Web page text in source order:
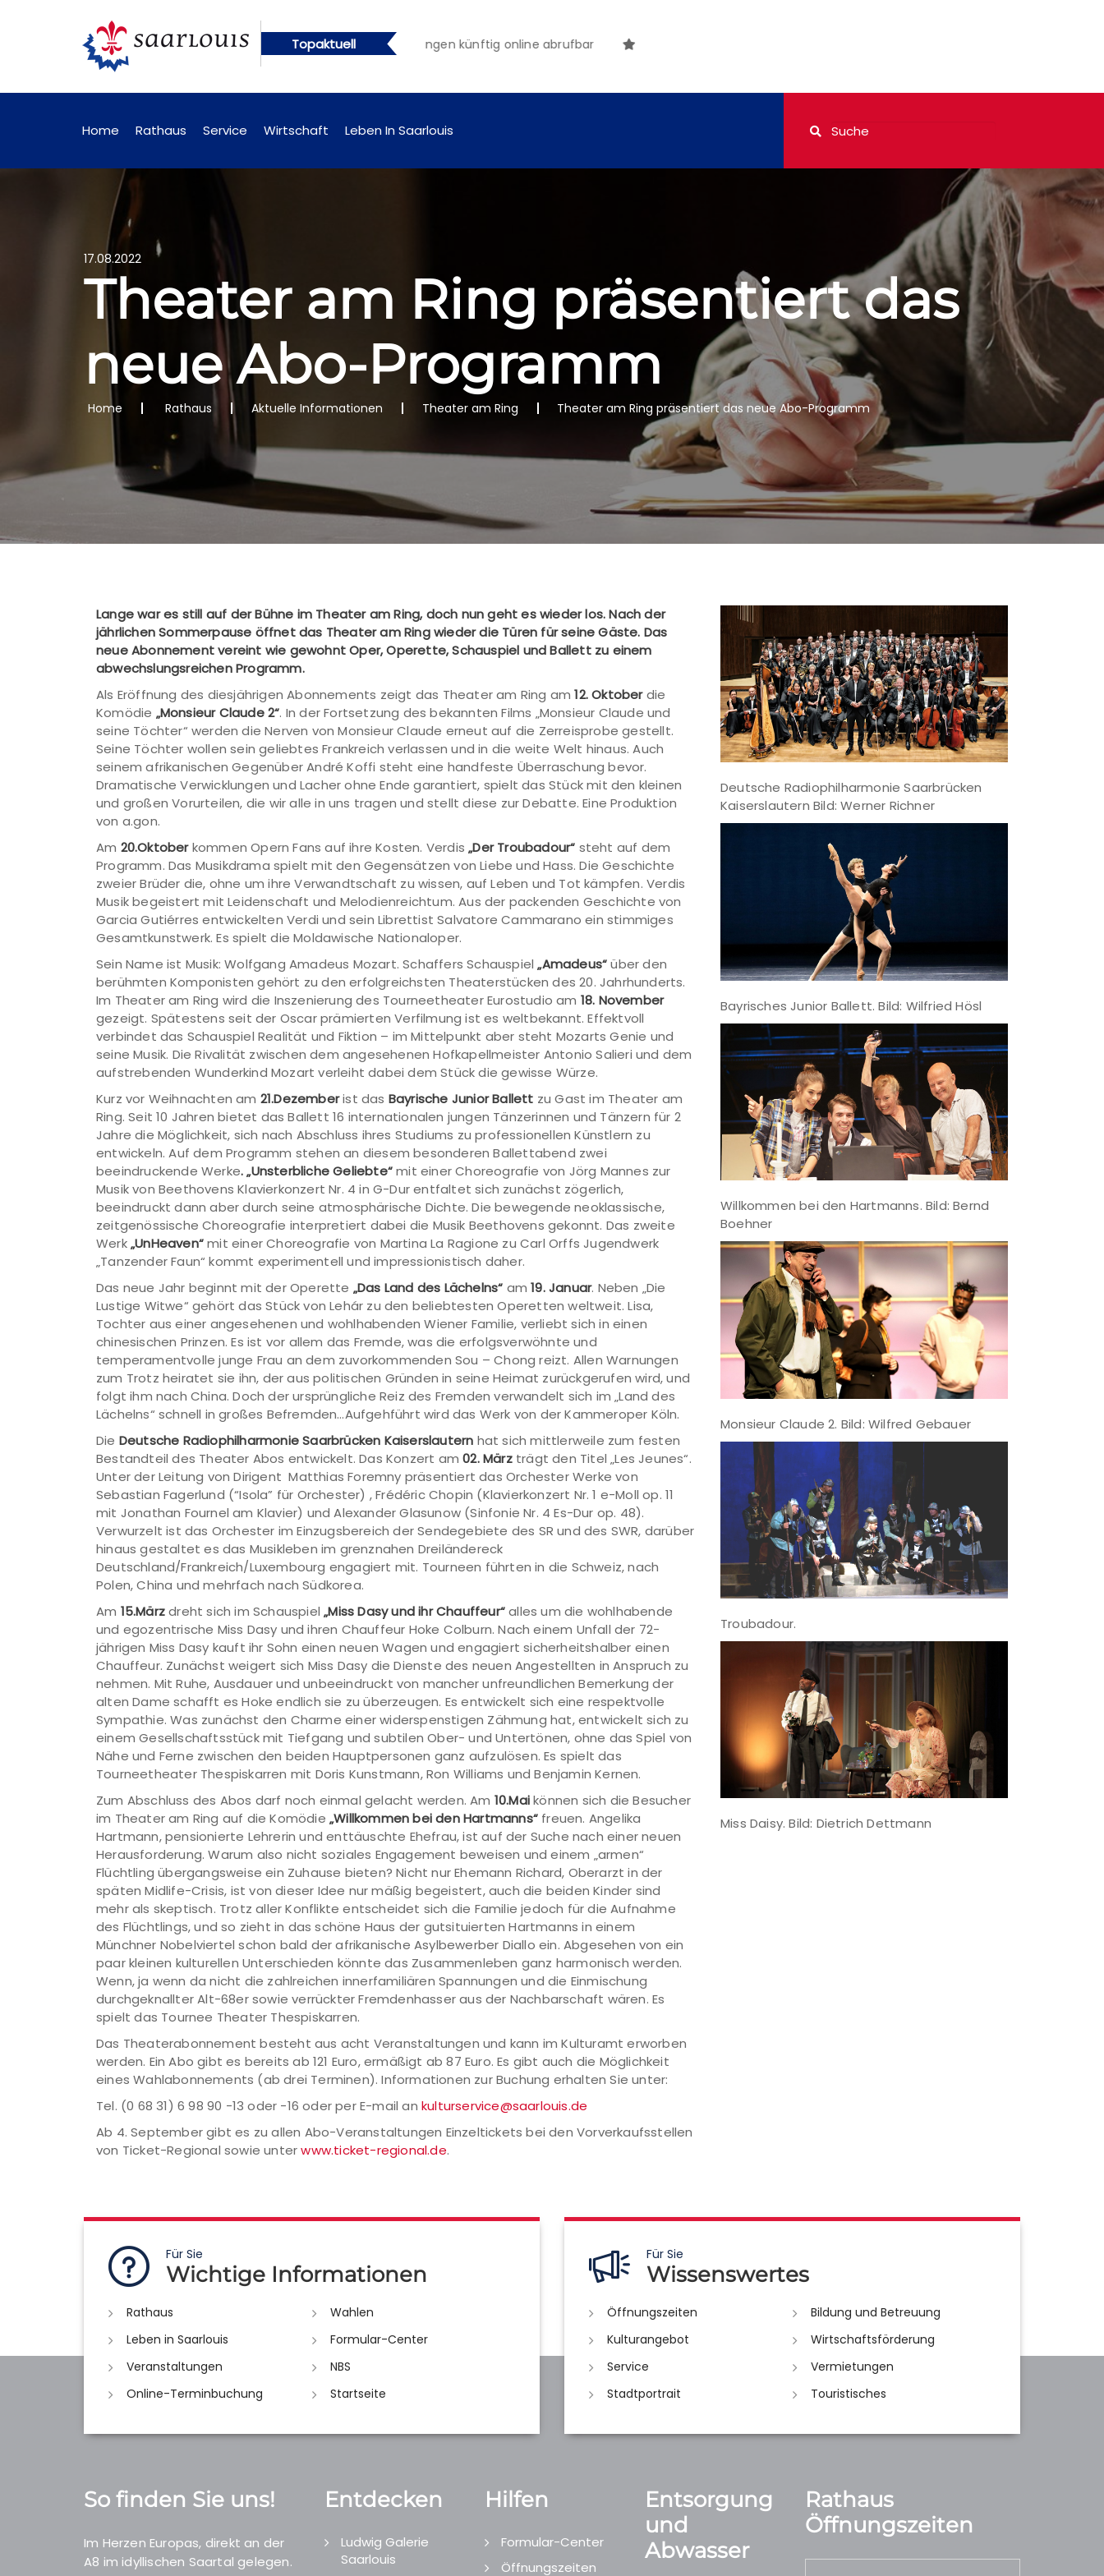
Topaktuell
künftig online abrufbar Öffentliche Bekanntmachungen künftig online abrufbar
Home Rathaus Service Wirtschaft Leben In Saarlouis
17.08.2022
Theater am Ring präsentiert das
neue Abo-Programm
Home Rathaus Aktuelle Informationen Theater am Ring Theater am Ring präsentiert das neue Abo-Programm
Lange war es still auf der Bühne im Theater am Ring, doch nun geht es wieder los. Nach der
jährlichen Sommerpause öffnet das Theater am Ring wieder die Türen für seine Gäste. Das
neue Abonnement vereint wie gewohnt Oper, Operette, Schauspiel und Ballett zu einem
abwechslungsreichen Programm.
Als Eröffnung des diesjährigen Abonnements zeigt das Theater am Ring am12. Oktoberdie
Komödie „Monsieur Claude 2“. In der Fortsetzung des bekannten Films „Monsieur Claude und
seine Töchter“ werden die Nerven von Monsieur Claude erneut auf die Zerreisprobe gestellt.
Seine Töchter wollen sein geliebtes Frankreich verlassen und in die weite Welt hinaus. Auch
seinem afrikanischen Gegenüber André Koffi steht eine handfeste Überraschung bevor.
Dramatische Verwicklungen und Lacher ohne Ende garantiert, spielt das Stück mit den kleinen
und großen Vorurteilen, die wir alle in uns tragen und stellt diese zur Debatte. Eine Produktion
von a.gon.
Am 20.Oktoberkommen Opern Fans auf ihre Kosten. Verdis„Der Troubadour“ steht auf dem
Programm. Das Musikdrama spielt mit den Gegensätzen von Liebe und Hass. Die Geschichte
zweier Brüder die, ohne um ihre Verwandtschaft zu wissen, auf Leben und Tot kämpfen. Verdis
Musik begeistert mit Leidenschaft und Melodienreichtum. Aus der packenden Geschichte von
Garcia Gutiérres entwickelten Verdi und sein Librettist Salvatore Cammarano ein stimmiges
Gesamtkunstwerk. Es spielt die Moldawische Nationaloper.
Sein Name ist Musik: Wolfgang Amadeus Mozart. Schaffers Schauspiel„Amadeus“über den
berühmten Komponisten gehört zu den erfolgreichsten Theaterstücken des 20. Jahrhunderts.
Im Theater am Ring wird die Inszenierung des Tourneetheater Eurostudio am 18. November
gezeigt. Spätestens seit der Oscar prämierten Verfilmung ist es weltbekannt. Effektvoll
verbindet das Schauspiel Realität und Fiktion – im Mittelpunkt aber steht Mozarts Genie und
seine Musik. Die Rivalität zwischen dem angesehenen Hofkapellmeister Antonio Salieri und dem
aufstrebenden Wunderkind Mozart verleiht dabei dem Stück die gewisse Würze.
Kurz vor Weihnachten am 21.Dezemberist das Bayrische Junior Ballett zu Gast im Theater am
Ring. Seit 10 Jahren bietet das Ballett 16 internationalen jungen Tänzerinnen und Tänzern für 2
Jahre die Möglichkeit, sich nach Abschluss ihres Studiums zu professionellen Künstlern zu
entwickeln. Auf dem Programm stehen an diesem besonderen Ballettabend zwei
beeindruckende Werke. „Unsterbliche Geliebte“mit einer Choreografie von Jörg Mannes zur
Musik von Beethovens Klavierkonzert Nr. 4 in G-Dur entfaltet sich zunächst zögerlich,
beeindruckt dann aber durch seine atmosphärische Dichte. Die bewegende neoklassische,
zeitgenössische Choreografie interpretiert dabei die Musik Beethovens gekonnt. Das zweite
Werk„UnHeaven“mit einer Choreografie von Martina La Ragione zu Carl Orffs Jugendwerk
„Tanzender Faun“ kommt experimentell und impressionistisch daher.
Das neue Jahr beginnt mit der Operette „Das Land des Lächelns“ am19. Januar. Neben „Die
Lustige Witwe“ gehört das Stück von Lehár zu den beliebtesten Operetten weltweit. Lisa,
Tochter aus einer angesehenen und wohlhabenden Wiener Familie, verliebt sich in einen
chinesischen Prinzen. Es ist vor allem das Fremde, was die erfolgsverwöhnte und
temperamentvolle junge Frau an dem zuvorkommenden Sou – Chong reizt. Allen Warnungen
zum Trotz heiratet sie ihn, der aus politischen Gründen in seine Heimat zurückgerufen wird, und
folgt ihm nach China. Doch der ursprüngliche Reiz des Fremden verwandelt sich im „Land des
Lächelns“ schnell in großes Befremden…Aufgehführt wird das Werk von der Kammeroper Köln.
Die Deutsche Radiophilharmonie Saarbrücken Kaiserslautern hat sich mittlerweile zum festen
Bestandteil des Theater Abos entwickelt. Das Konzert am02. Märzträgt den Titel „Les Jeunes“.
Unter der Leitung von Dirigent Matthias Foremny präsentiert das Orchester Werke von
Sebastian Fagerlund (“Isola” für Orchester) , Frédéric Chopin (Klavierkonzert Nr. 1 e-Moll op. 11
mit Jonathan Fournel am Klavier) und Alexander Glasunow (Sinfonie Nr. 4 Es-Dur op. 48).
Verwurzelt ist das Orchester im Einzugsbereich der Sendegebiete des SR und des SWR, darüber
hinaus gestaltet es das Musikleben im grenznahen Dreiländereck
Deutschland/Frankreich/Luxembourg engagiert mit. Tourneen führten in die Schweiz, nach
Polen, China und mehrfach nach Südkorea.
Am 15.Märzdreht sich im Schauspiel„Miss Dasy und ihr Chauffeur“alles um die wohlhabende
und egozentrische Miss Dasy und ihren Chauffeur Hoke Colburn. Nach einem Unfall der 72-
jährigen Miss Dasy kauft ihr Sohn einen neuen Wagen und engagiert sicherheitshalber einen
Chauffeur. Zunächst weigert sich Miss Dasy die Dienste des neuen Angestellten in Anspruch zu
nehmen. Mit Ruhe, Ausdauer und unbeeindruckt von mancher unfreundlichen Bemerkung der
alten Dame schafft es Hoke endlich sie zu überzeugen. Es entwickelt sich eine respektvolle
Sympathie. Was zunächst den Charme einer widerspenstigen Zähmung hat, entwickelt sich zu
einem Gesellschaftsstück mit Tiefgang und subtilen Ober- und Untertönen, ohne das Spiel von
Nähe und Ferne zwischen den beiden Hauptpersonen ganz aufzulösen. Es spielt das
Tourneetheater Thespiskarren mit Doris Kunstmann, Ron Williams und Benjamin Kernen.
Zum Abschluss des Abos darf noch einmal gelacht werden. Am 10.Maikönnen sich die Besucher
im Theater am Ring auf die Komödie „Willkommen bei den Hartmanns“ freuen. Angelika
Hartmann, pensionierte Lehrerin und enttäuschte Ehefrau, ist auf der Suche nach einer neuen
Herausforderung. Warum also nicht soziales Engagement beweisen und einem „armen“
Flüchtling übergangsweise ein Zuhause bieten? Nicht nur Ehemann Richard, Oberarzt in der
späten Midlife-Crisis, ist von dieser Idee nur mäßig begeistert, auch die beiden Kinder sind
mehr als skeptisch. Trotz aller Konflikte entscheidet sich die Familie jedoch für die Aufnahme
des Flüchtlings, und so zieht in das schöne Haus der gutsituierten Hartmanns in einem
Münchner Nobelviertel schon bald der afrikanische Asylbewerber Diallo ein. Abgesehen von ein
paar kleinen kulturellen Unterschieden könnte das Zusammenleben ganz harmonisch werden.
Wenn, ja wenn da nicht die zahlreichen innerfamiliären Spannungen und die Einmischung
durchgeknallter Alt-68er sowie verrückter Fremdenhasser aus der Nachbarschaft wären. Es
spielt das Tournee Theater Thespiskarren.
Das Theaterabonnement besteht aus acht Veranstaltungen und kann im Kulturamt erworben
werden. Ein Abo gibt es bereits ab 121 Euro, ermäßigt ab 87 Euro. Es gibt auch die Möglichkeit
eines Wahlabonnements (ab drei Terminen). Informationen zur Buchung erhalten Sie unter:
Tel. (0 68 31) 6 98 90 -13 oder -16 oder per E-mail ankulturservice@saarlouis.de
Ab 4. September gibt es zu allen Abo-Veranstaltungen Einzeltickets bei den Vorverkaufsstellen
von Ticket-Regional sowie unterwww.ticket-regional.de.
Deutsche Radiophilharmonie Saarbrücken
Kaiserslautern Bild: Werner Richner
Bayrisches Junior Ballett. Bild: Wilfried Hösl
Willkommen bei den Hartmanns. Bild: Bernd
Boehner
Monsieur Claude 2. Bild: Wilfred Gebauer
Troubadour.
Miss Daisy. Bild: Dietrich Dettmann
Für Sie
Wichtige Informationen
Rathaus
Wahlen
Leben in Saarlouis
Formular-Center
Veranstaltungen
NBS
Online-Terminbuchung
Startseite
Für Sie
Wissenswertes
Öffnungszeiten
Bildung und Betreuung
Kulturangebot
Wirtschaftsförderung
Service
Vermietungen
Stadtportrait
Touristisches
So finden Sie uns!
Im Herzen Europas, direkt an der
A8 im idyllischen Saartal gelegen.
Entdecken
Ludwig Galerie
Saarlouis
Hilfen
Formular-Center
Öffnungszeiten
Entsorgung
und
Abwasser
Rathaus
Öffnungszeiten